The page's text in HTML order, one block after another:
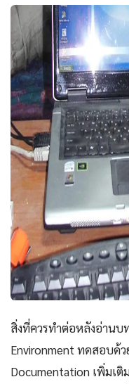
สิ่งที่ควรทำต่อหลังอ่านบ
Environment ทดสอบด้ว
Documentation เพิ่มเติ